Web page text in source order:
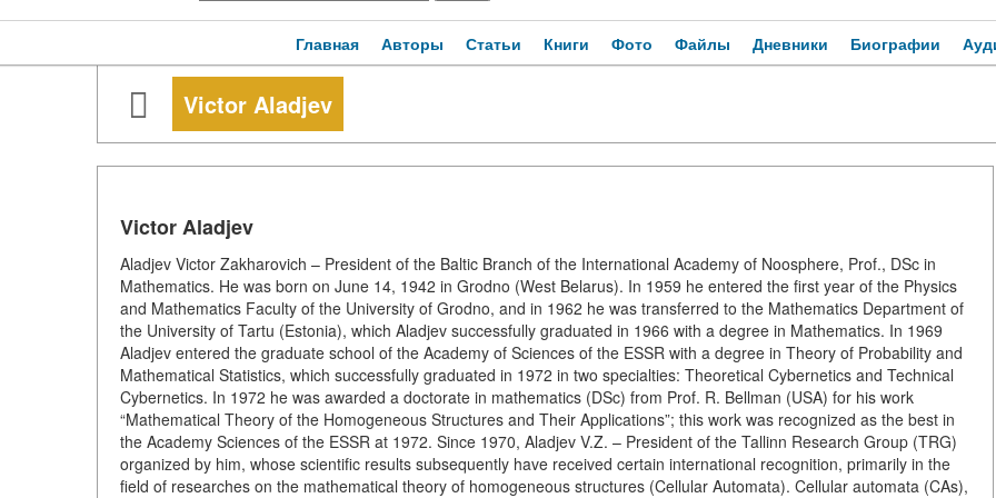
Главная Авторы Статьи Книги Фото Файлы Дневники Биографии
Victor Aladjev
Victor Aladjev
Aladjev Victor Zakharovich – President of the Baltic Branch of the International Academy of Noosphere, Prof., DSc in
Mathematics. He was born on June 14, 1942 in Grodno (West Belarus). In 1959 he entered the first year of the Physics
and Mathematics Faculty of the University of Grodno, and in 1962 he was transferred to the Mathematics Department of
the University of Tartu (Estonia), which Aladjev successfully graduated in 1966 with a degree in Mathematics. In 1969
Aladjev entered the graduate school of the Academy of Sciences of the ESSR with a degree in Theory of Probability and
Mathematical Statistics, which successfully graduated in 1972 in two specialties: Theoretical Cybernetics and Technical
Cybernetics. In 1972 he was awarded a doctorate in mathematics (DSc) from Prof. R. Bellman (USA) for his work
“Mathematical Theory of the Homogeneous Structures and Their Applications”; this work was recognized as the best in
the Academy Sciences of the ESSR at 1972. Since 1970, Aladjev V.Z. – President of the Tallinn Research Group (TRG)
organized by him, whose scientific results subsequently have received certain international recognition, primarily in the
field of researches on the mathematical theory of homogeneous structures (Cellular Automata). Cellular automata (CAs),